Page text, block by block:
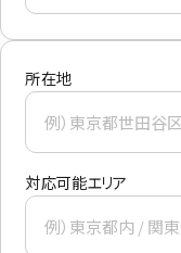
所在地
対応可能エリア